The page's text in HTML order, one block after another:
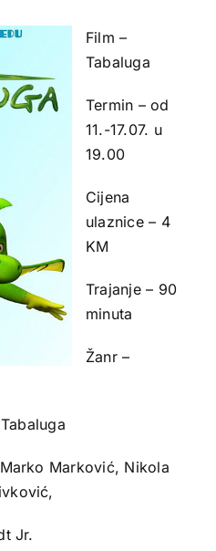
Film –
Tabaluga
Termin – od
11.-17.07. u
19.00
Cijena
ulaznice – 4
KM
Trajanje – 90
minuta
Žanr –
Marković, Nikola
Jr.